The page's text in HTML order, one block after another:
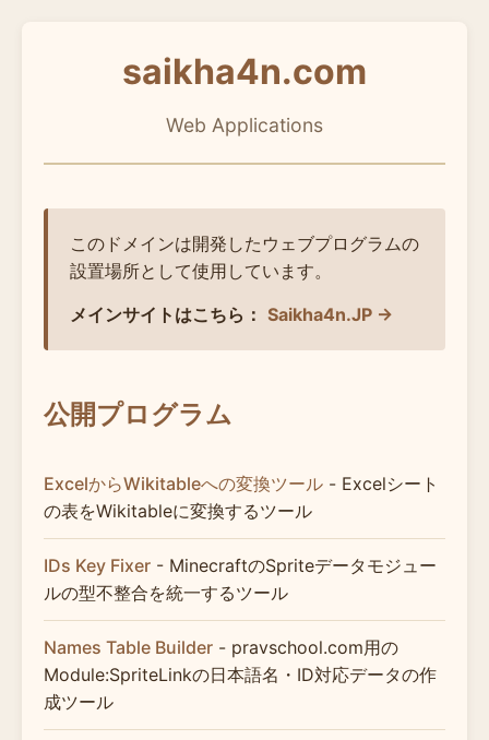
saikha4n.com
Web Applications
このドメインは開発したウェブプログラムの
設置場所として使用しています。
メインサイトはこちら： Saikha4n.JP →
公開プログラム
ExcelからWikitableへの変換ツール - Excelシート
の表をWikitableに変換するツール
IDs Key Fixer - MinecraftのSpriteデータモジュー
ルの型不整合を統一するツール
Names Table Builder - pravschool.com用の
Module:SpriteLinkの日本語名・ID対応データの作
成ツール